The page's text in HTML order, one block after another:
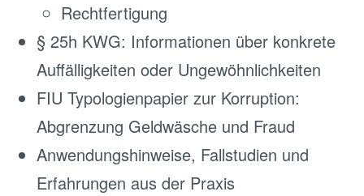
Rechtfertigung
§ 25h KWG: Informationen über konkrete
Auffälligkeiten oder Ungewöhnlichkeiten
FIU Typologienpapier zur Korruption:
Abgrenzung Geldwäsche und Fraud
Anwendungshinweise, Fallstudien und
Erfahrungen aus der Praxis